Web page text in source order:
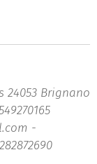
24053 Brignano
-